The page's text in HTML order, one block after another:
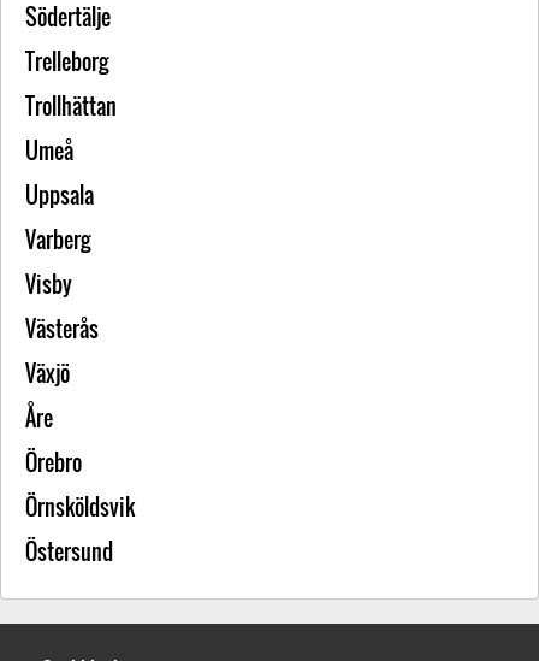
Södertälje
Trelleborg
Trollhättan
Umeå
Uppsala
Varberg
Visby
Västerås
Växjö
Åre
Örebro
Örnsköldsvik
Östersund